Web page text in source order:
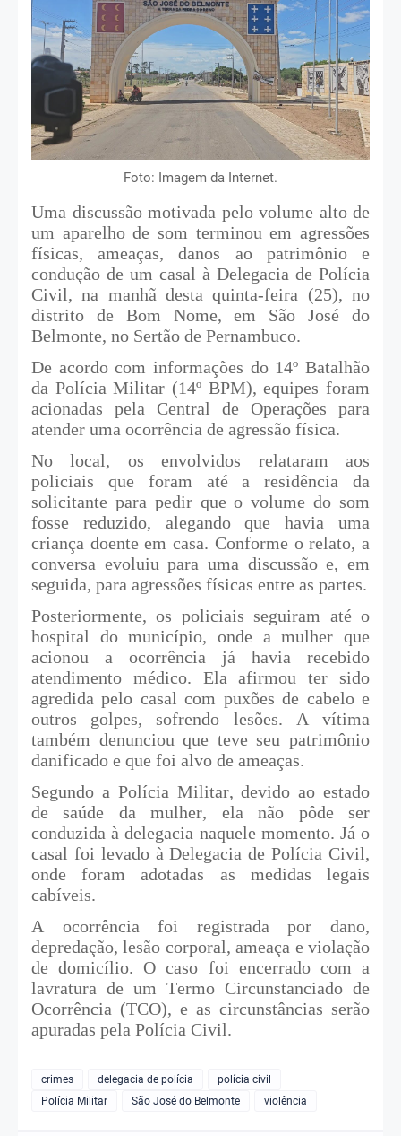
Foto: Imagem da Internet.
Uma discussão motivada pelo volume alto de
um aparelho de som terminou em agressões
físicas, ameaças, danos ao patrimônio e
condução de um casal à Delegacia de Polícia
Civil, na manhã desta quinta-feira (25), no
distrito de Bom Nome, em São José do
Belmonte, no Sertão de Pernambuco.
De acordo com informações do 14º Batalhão
da Polícia Militar (14º BPM), equipes foram
acionadas pela Central de Operações para
atender uma ocorrência de agressão física.
No local, os envolvidos relataram aos
policiais que foram até a residência da
solicitante para pedir que o volume do som
fosse reduzido, alegando que havia uma
criança doente em casa. Conforme o relato, a
conversa evoluiu para uma discussão e, em
seguida, para agressões físicas entre as partes.
Posteriormente, os policiais seguiram até o
hospital do município, onde a mulher que
acionou a ocorrência já havia recebido
atendimento médico. Ela afirmou ter sido
agredida pelo casal com puxões de cabelo e
outros golpes, sofrendo lesões. A vítima
também denunciou que teve seu patrimônio
danificado e que foi alvo de ameaças.
Segundo a Polícia Militar, devido ao estado
de saúde da mulher, ela não pôde ser
conduzida à delegacia naquele momento. Já o
casal foi levado à Delegacia de Polícia Civil,
onde foram adotadas as medidas legais
cabíveis.
A ocorrência foi registrada por dano,
depredação, lesão corporal, ameaça e violação
de domicílio. O caso foi encerrado com a
lavratura de um Termo Circunstanciado de
Ocorrência (TCO), e as circunstâncias serão
apuradas pela Polícia Civil.
crimes delegacia de polícia
polícia civil
Polícia Militar
São José do Belmonte violência